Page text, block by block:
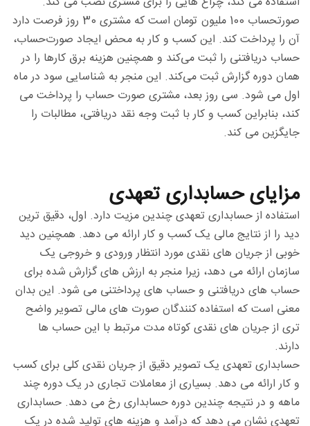
صورتحساب 100 ملیون تومان است که مشتری 30 روز فرصت دارد
آن را پرداخت کند. این کسب ‌و کار به محض ایجاد صورت‌حساب،
حساب دریافتنی را ثبت می‌کند و همچنین هزینه برق‌ کارها را در
همان دوره گزارش ثبت می‌کند. این منجر به شناسایی سود در ماه
اول می شود. سی روز بعد، مشتری صورت حساب را پرداخت می
کند، بنابراین کسب و کار با ثبت وجه نقد دریافتی، مطالبات را
جایگزین می کند.
مزایای حسابداری تعهدی
استفاده از حسابداری تعهدی چندین مزیت دارد. اول، دقیق ترین
دید را از نتایج مالی یک کسب و کار ارائه می دهد. همچنین دید
خوبی از جریان های نقدی مورد انتظار ورودی و خروجی یک
سازمان ارائه می دهد، زیرا منجر به ارزش های گزارش شده برای
حساب های دریافتنی و حساب های پرداختنی می شود. این بدان
معنی است که استفاده کنندگان صورت های مالی تصویر واضح
تری از جریان های نقدی کوتاه مدت مرتبط با این حساب ها
دارند.
حسابداری تعهدی یک تصویر دقیق از جریان نقدی کلی برای کسب
و کار ارائه می دهد. بسیاری از معاملات تجاری در یک دوره چند
ماهه و در نتیجه چندین دوره حسابداری رخ می دهد. حسابداری
تعهدی نشان می دهد که درآمد و هزینه های تولید شده در یک